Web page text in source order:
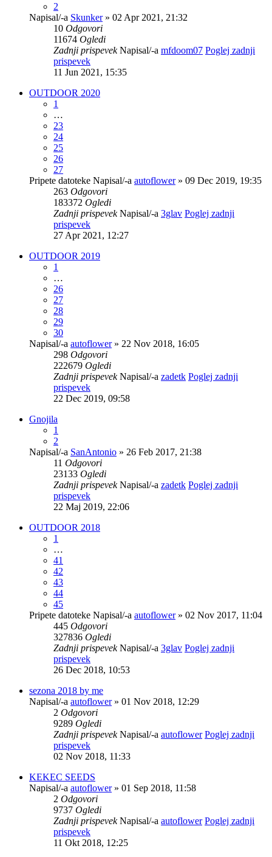
2
Napisal/-a Skunker» 02 Apr 2021, 21:32
10 Odgovori
11674 Ogledi
Zadnji prispevekNapisal/-a mfdoom07 Poglej zadnji
prispevek
11 Jun 2021, 15:35
OUTDOOR 2020
1
…
23
24
25
26
27
Pripete datoteke Napisal/-a autoflower» 09 Dec 2019, 19:35
263 Odgovori
183372 Ogledi
Zadnji prispevekNapisal/-a 3glav Poglej zadnji
prispevek
27 Apr 2021, 12:27
OUTDOOR 2019
1
…
26
27
28
29
30
Napisal/-a autoflower» 22 Nov 2018, 16:05
298 Odgovori
222679 Ogledi
Zadnji prispevekNapisal/-a zadetk Poglej zadnji
prispevek
22 Dec 2019, 09:58
Gnojila
1
2
Napisal/-a SanAntonio » 26 Feb 2017, 21:38
11 Odgovori
23133 Ogledi
Zadnji prispevekNapisal/-a zadetk Poglej zadnji
prispevek
22 Maj 2019, 22:06
OUTDOOR 2018
1
…
41
42
43
44
45
Pripete datoteke Napisal/-a autoflower» 02 Nov 2017, 11:04
445 Odgovori
327836 Ogledi
Zadnji prispevekNapisal/-a 3glav Poglej zadnji
prispevek
26 Dec 2018, 10:53
sezona 2018 by me
Napisal/-a autoflower» 01 Nov 2018, 12:29
2 Odgovori
9289 Ogledi
Zadnji prispevekNapisal/-a autoflower Poglej zadnji
prispevek
02 Nov 2018, 11:33
KEKEC SEEDS
Napisal/-a autoflower» 01 Sep 2018, 11:58
2 Odgovori
9737 Ogledi
Zadnji prispevekNapisal/-a autoflower Poglej zadnji
prispevek
11 Okt 2018, 12:25